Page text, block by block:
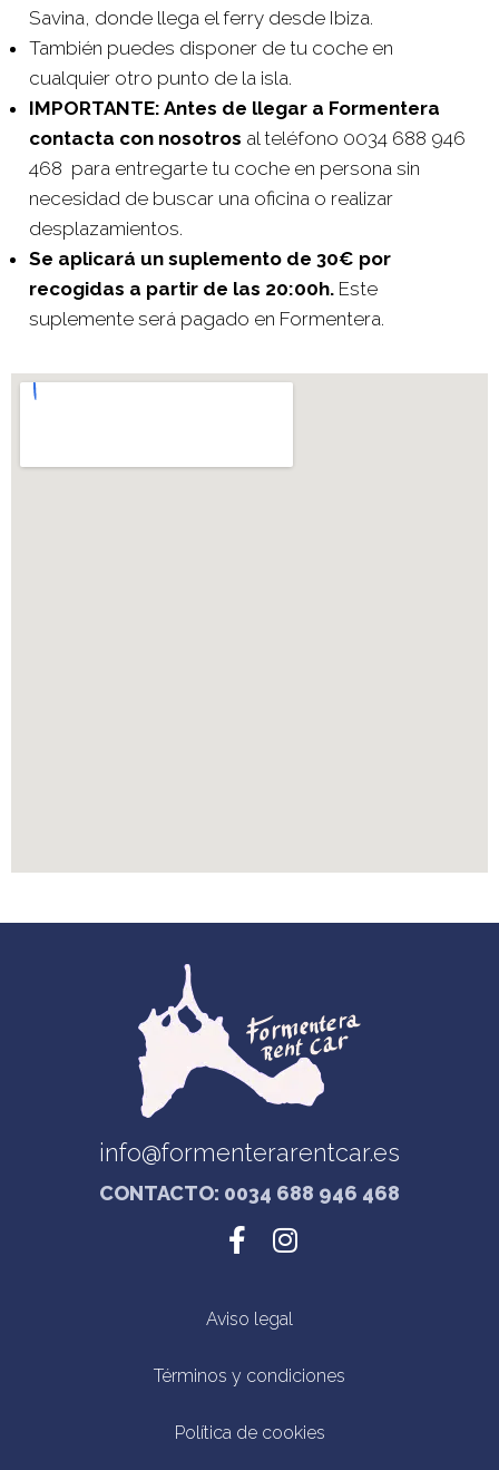
Savina, donde llega el ferry desde Ibiza.
También puedes disponer de tu coche en
cualquier otro punto de la isla.
IMPORTANTE: Antes de llegar a Formentera
contacta con nosotros al teléfono 0034 688 946
468 para entregarte tu coche en persona sin
necesidad de buscar una oficina o realizar
desplazamientos.
Se aplicará un suplemento de 30€ por
recogidas a partir de las 20:00h.Este
suplemente será pagado en Formentera.
info@formenterarentcar.es
CONTACTO: 0034 688 946 468
Aviso legal
Términos y condiciones
Política de cookies